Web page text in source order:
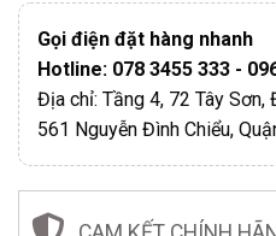
Gọi điện đặt hàng nhanh
Hotline: 078 3455 333 -
Địa chỉ: Tầng 4, 72 Tây Sơn,
561 Nguyễn Đình Chiểu,